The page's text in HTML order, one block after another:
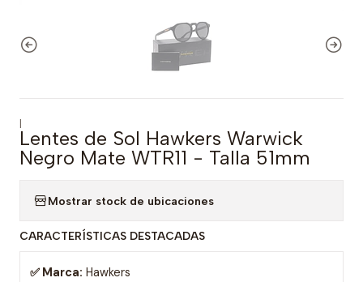
|
Lentes de Sol Hawkers Warwick
Negro Mate WTR11 - Talla 51mm
Mostrar stock de ubicaciones
CARACTERÍSTICAS DESTACADAS
✅ Marca: Hawkers